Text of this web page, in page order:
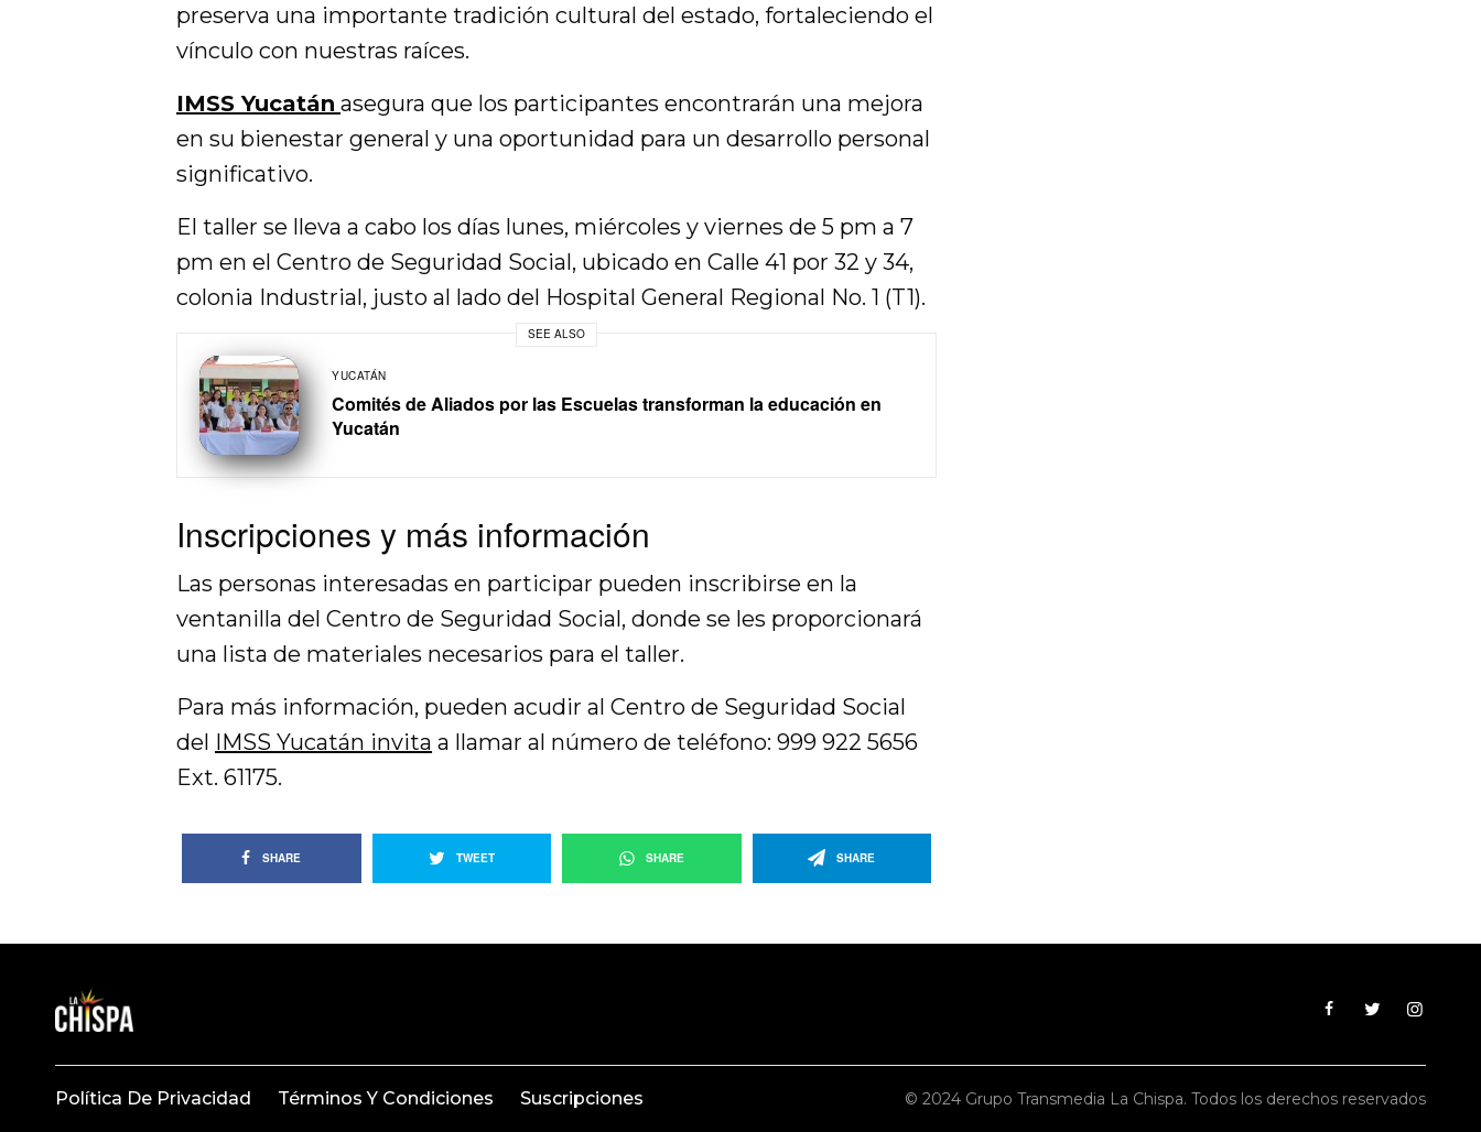
preserva una importante tradición cultural del estado, fortaleciendo el
vínculo con nuestras raíces.
IMSS Yucatán asegura que los participantes encontrarán una mejora
en su bienestar general y una oportunidad para un desarrollo personal
significativo.
El taller se lleva a cabo los días lunes, miércoles y viernes de 5 pm a 7
pm en el Centro de Seguridad Social, ubicado en Calle 41 por 32 y 34,
colonia Industrial, justo al lado del Hospital General Regional No. 1 (T1).
SEE ALSO
YUCATÁN
Comités de Aliados por las Escuelas transforman la educación en
Yucatán
Inscripciones y más información
Las personas interesadas en participar pueden inscribirse en la
ventanilla del Centro de Seguridad Social, donde se les proporcionará
una lista de materiales necesarios para el taller.
Para más información, pueden acudir al Centro de Seguridad Social
del IMSS Yucatán invita a llamar al número de teléfono: 999 922 5656
Ext. 61175.
SHARE TWEET SHARE SHARE
Política De Privacidad Términos Y Condiciones Suscripciones © 2024 Grupo Transmedia La Chispa. Todos los derechos reservados